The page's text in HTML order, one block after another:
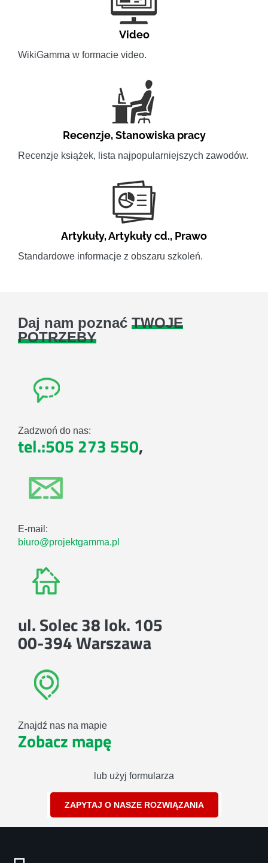
Video
WikiGamma w formacie video.
Recenzje,Stanowiska pracy
Recenzje książek, lista najpopularniejszych zawodów.
Artykuły,Artykuły cd., Prawo
Standardowe informacje z obszaru szkoleń.
Daj nam poznać TWOJE
POTRZEBY
Zadzwoń do nas:
tel.:505 273 550,
E-mail:
biuro@projektgamma.pl
ul. Solec 38 lok. 105
00-394 Warszawa
Znajdź nas na mapie
Zobacz mapę
lub użyj formularza
ZAPYTAJ O NASZE ROZWIĄZANIA